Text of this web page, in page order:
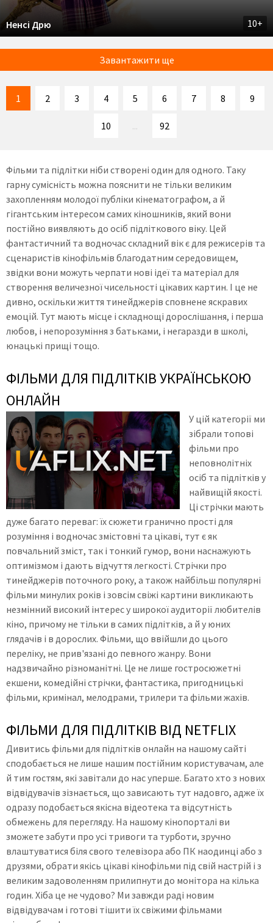
10+
Ненсі Дрю
Завантажити ще
1 2 3 4 5 6 7 8 9
10 ... 92
Фільми та підлітки ніби створені один для одного. Таку
гарну сумісність можна пояснити не тільки великим
захопленням молодої публіки кінематографом, а й
гігантським інтересом самих кіношників, який вони
постійно виявляють до осіб підліткового віку. Цей
фантастичний та водночас складний вік є для режисерів та
сценаристів кінофільмів благодатним середовищем,
звідки вони можуть черпати нові ідеї та матеріал для
створення величезної чисельності цікавих картин. І це не
дивно, оскільки життя тинейджерів сповнене яскравих
емоцій. Тут мають місце і складнощі дорослішання, і перша
любов, і непорозуміння з батьками, і негаразди в школі,
юнацькі прищі тощо.
ФІЛЬМИ ДЛЯ ПІДЛІТКІВ УКРАЇНСЬКОЮ
ОНЛАЙН
У цій категорії ми
зібрали топові
фільми про
неповнолітніх
осіб та підлітків у
найвищій якості.
Ці стрічки мають
дуже багато переваг: їх сюжети гранично прості для
розуміння і водночас змістовні та цікаві, тут є як
повчальний зміст, так і тонкий гумор, вони наснажують
оптимізмом і дають відчуття легкості. Стрічки про
тинейджерів поточного року, а також найбільш популярні
фільми минулих років і зовсім свіжі картини викликають
незмінний високий інтерес у широкої аудиторії любителів
кіно, причому не тільки в самих підлітків, а й у юних
глядачів і в дорослих. Фільми, що ввійшли до цього
переліку, не прив'язані до певного жанру. Вони
надзвичайно різноманітні. Це не лише гостросюжетні
екшени, комедійні стрічки, фантастика, пригодницькі
фільми, кримінал, мелодрами, трилери та фільми жахів.
ФІЛЬМИ ДЛЯ ПІДЛІТКІВ ВІД NETFLIX
Дивитись фільми для підлітків онлайн на нашому сайті
сподобається не лише нашим постійним користувачам, але
й тим гостям, які завітали до нас уперше. Багато хто з нових
відвідувачів зізнається, що зависають тут надовго, адже їх
одразу подобається якісна відеотека та відсутність
обмежень для перегляду. На нашому кінопорталі ви
зможете забути про усі тривоги та турботи, зручно
влаштуватися біля свого телевізора або ПК наодинці або з
друзями, обрати якісь цікаві кінофільми під свій настрій і з
великим задоволенням прилипнути до монітора на кілька
годин. Хіба це не чудово? Ми завжди раді новим
відвідувачам і готові тішити їх свіжими фільмами